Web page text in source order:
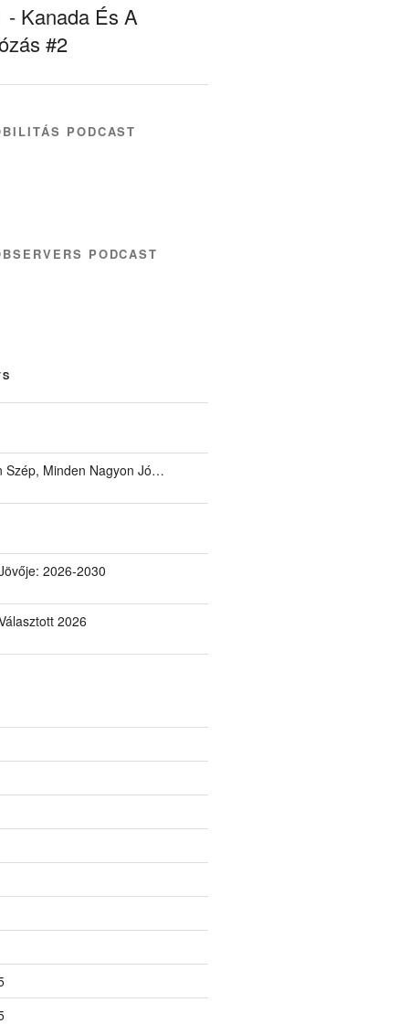
- Kanada És A
#2
PODCAST
PODCAST
Szép, Minden Nagyon Jó…
2026-2030
2026